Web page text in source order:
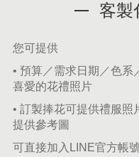
客製
您可提供
• 預算／需求日期／色系
喜愛的花禮照片
• 訂製捧花可提供禮服
提供參考圖
可直接加入LINE官方帳號